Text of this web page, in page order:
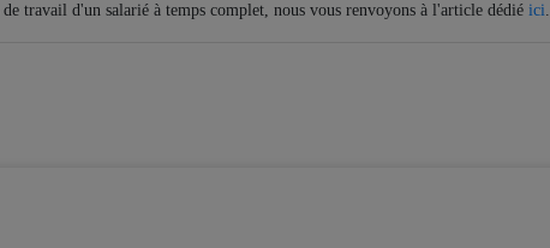
travail d'un salarié à temps complet, nous vous renvoyons à l'article dédié ici.